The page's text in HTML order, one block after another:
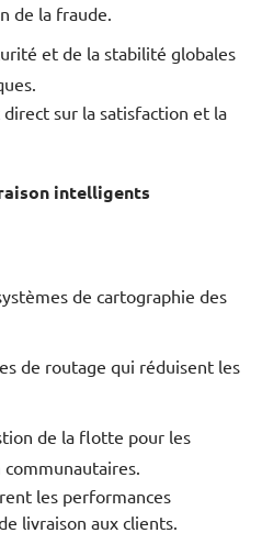
de la fraude.
et de la stabilité globales
sur la satisfaction et la
intelligents
de cartographie des
de routage qui réduisent les
de la flotte pour les
les performances
livraison aux clients.